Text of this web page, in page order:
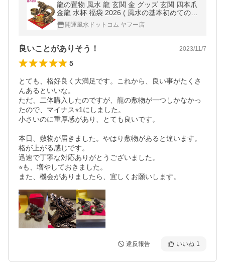
龍の置物 風水 龍 玄関 金 グッズ 玄関 四本爪
金龍 水杯 福袋 2026 ( 風水の基本初めての開
運祈願セット福袋3,500円セット招財水龍 )
開運風水ドットコム ヤフー店
良いことがありそう！ 2023/11/7
5
とても、格好良く大満足です。これから、良い事がたくさ
んあるといいな。
ただ、二体購入したのですが、龍の敷物が一つしかなかっ
たので、マイナス⭐︎1にしました。
小さいのに重厚感があり、とても良いです。
本日、敷物が届きました。やはり敷物があると違います。
格が上がる感じです。
迅速で丁寧な対応ありがとうございました。
⭐︎も、増やしておきました。
また、機会がありましたら、宜しくお願いします。
違反報告 いいね 1